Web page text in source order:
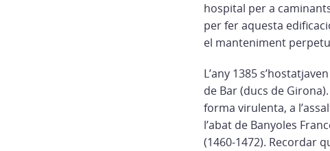
hospital per a
per fer aquesta
el manteniment
L’any 1385
de Bar (ducs de
forma virulenta, a
l’abat de Banyoles
(1460-1472). Recordar